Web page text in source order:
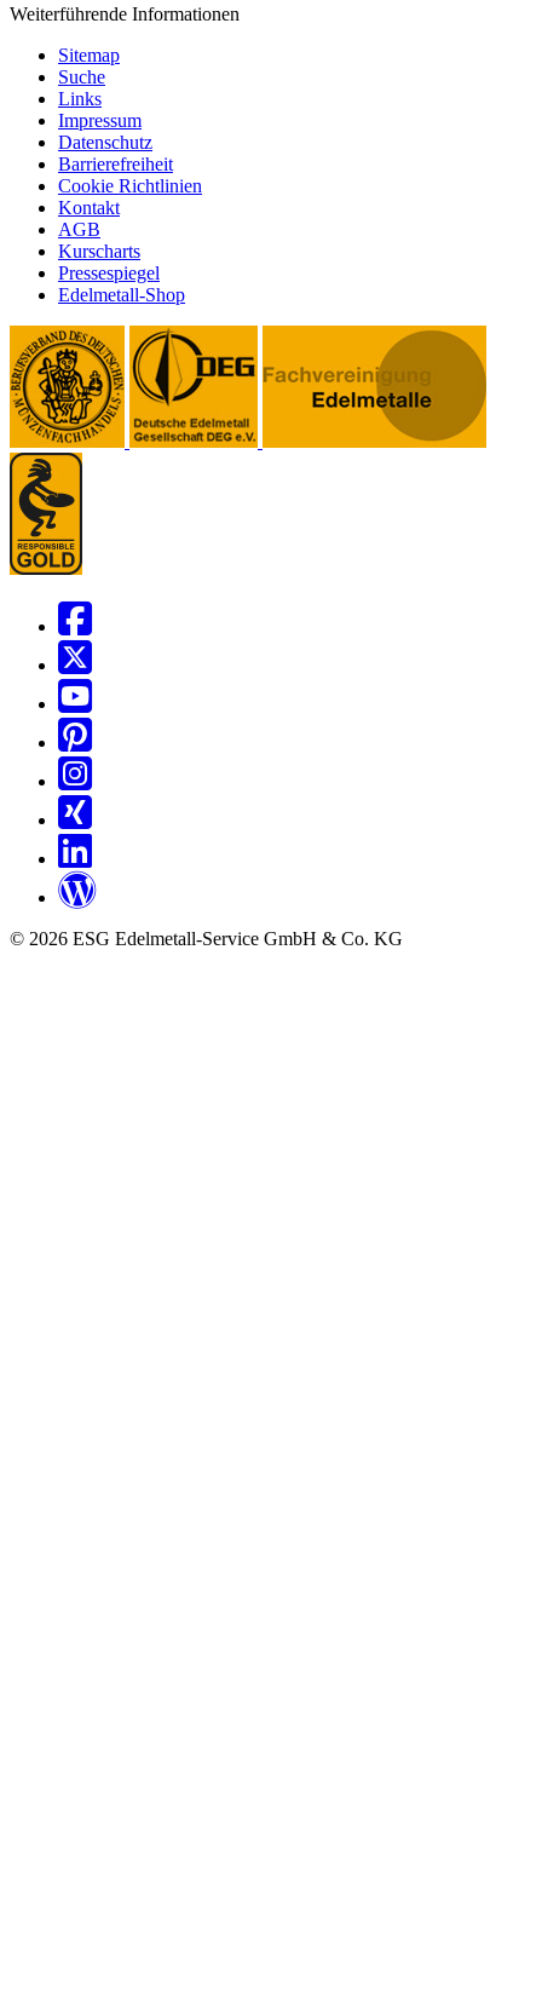
Weiterführende Informationen
Sitemap
Suche
Links
Impressum
Datenschutz
Barrierefreiheit
Cookie Richtlinien
Kontakt
AGB
Kurscharts
Pressespiegel
Edelmetall-Shop
© 2026 ESG Edelmetall-Service GmbH & Co. KG